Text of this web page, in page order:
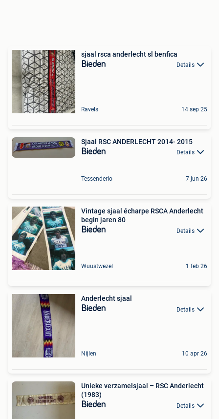
sjaal rsca anderlecht sl benfica
Bieden Details
Ravels 14 sep 25
Sjaal RSC ANDERLECHT 2014- 2015
Bieden Details
Tessenderlo 7 jun 26
Vintage sjaal écharpe RSCA Anderlecht
begin jaren 80
Bieden Details
Wuustwezel 1 feb 26
Anderlecht sjaal
Bieden Details
Nijlen 10 apr 26
Unieke verzamelsjaal – RSC Anderlecht
(1983)
Bieden Details